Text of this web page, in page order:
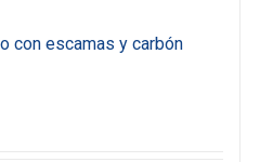
con escamas y carbón